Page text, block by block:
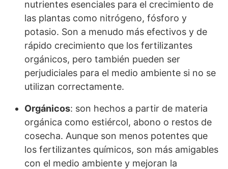
nutrientes esenciales para el crecimiento de
las plantas como nitrógeno, fósforo y
potasio. Son a menudo más efectivos y de
rápido crecimiento que los fertilizantes
orgánicos, pero también pueden ser
perjudiciales para el medio ambiente si no se
utilizan correctamente.
Orgánicos: son hechos a partir de materia
orgánica como estiércol, abono o restos de
cosecha. Aunque son menos potentes que
los fertilizantes químicos, son más amigables
con el medio ambiente y mejoran la